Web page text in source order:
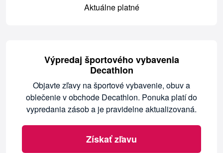
Aktuálne platné
Výpredaj športového vybavenia
Decathlon
Objavte zľavy na športové vybavenie, obuv a
oblečenie v obchode Decathlon. Ponuka platí do
vypredania zásob a je pravidelne aktualizovaná.
Získať zľavu